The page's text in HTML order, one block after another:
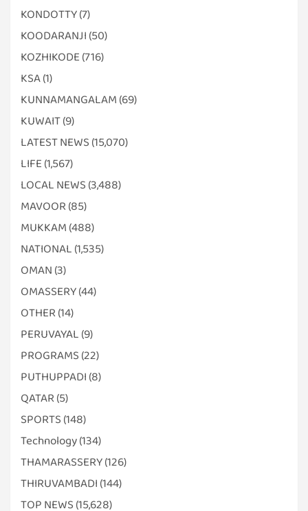
KONDOTTY(7)
KOODARANJI (50)
KOZHIKODE (716)
KSA(1)
KUNNAMANGALAM (69)
KUWAIT(9)
LATEST NEWS (15,070)
LIFE (1,567)
LOCAL NEWS (3,488)
MAVOOR (85)
MUKKAM (488)
NATIONAL (1,535)
OMAN (3)
OMASSERY(44)
OTHER (14)
PERUVAYAL (9)
PROGRAMS (22)
PUTHUPPADI (8)
QATAR (5)
SPORTS (148)
Technology(134)
THAMARASSERY(126)
THIRUVAMBADI (144)
TOP NEWS (15,628)